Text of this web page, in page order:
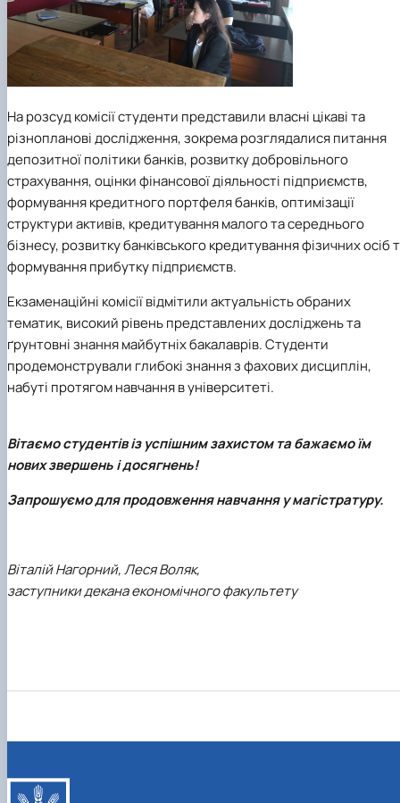
На розсуд комісії студенти представили власні цікаві та
різнопланові дослідження, зокрема розглядалися питання
депозитної політики банків, розвитку добровільного
страхування, оцінки фінансової діяльності підприємств,
формування кредитного портфеля банків, оптимізації
структури активів, кредитування малого та середнього
бізнесу, розвитку банківського кредитування фізичних осіб
формування прибутку підприємств.
Екзаменаційні комісії відмітили актуальність обраних
тематик, високий рівень представлених досліджень та
ґрунтовні знання майбутніх бакалаврів. Студенти
продемонстрували глибокі знання з фахових дисциплін,
набуті протягом навчання в університеті.
Вітаємо студентів із успішним захистом та бажаємо їм
нових звершень і досягнень!
Запрошуємо для продовження навчання у магістратуру.
Віталій Нагорний, Леся Воляк,
заступники декана економічного факультету